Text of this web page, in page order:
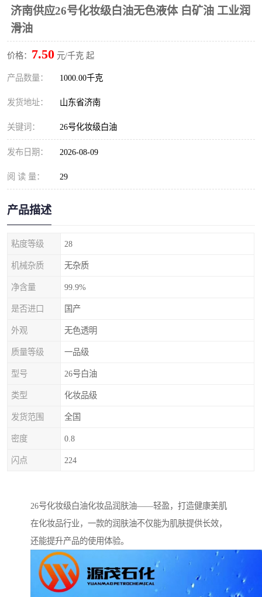
济南供应26号化妆级白油无色液体 白矿油 工业润
滑油
价格： 7.50 元/千克 起
产品数量： 1000.00千克
发货地址： 山东省济南
关键词： 26号化妆级白油
发布日期： 2026-08-09
阅 读 量： 29
产品描述
粘度等级 28
机械杂质 无杂质
净含量 99.9%
是否进口 国产
外观 无色透明
质量等级 一品级
型号 26号白油
类型 化妆品级
发货范围 全国
密度 0.8
闪点 224
26号化妆级白油化妆品润肤油——轻盈，打造健康美肌
在化妆品行业，一款的润肤油不仅能为肌肤提供长效，
还能提升产品的使用体验。